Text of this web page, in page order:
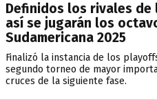
Definidos los rivales
así se jugarán los
Sudamericana 2025
Finalizó la instancia de los
segundo torneo de mayor
cruces de la siguiente fase.